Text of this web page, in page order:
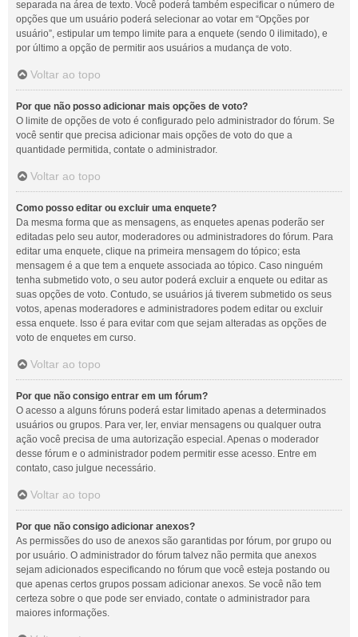
separada na área de texto. Você poderá também especificar o número de
opções que um usuário poderá selecionar ao votar em “Opções por
usuário”, estipular um tempo limite para a enquete (sendo 0 ilimitado), e
por último a opção de permitir aos usuários a mudança de voto.
Voltar ao topo
Por que não posso adicionar mais opções de voto?
O limite de opções de voto é configurado pelo administrador do fórum. Se
você sentir que precisa adicionar mais opções de voto do que a
quantidade permitida, contate o administrador.
Voltar ao topo
Como posso editar ou excluir uma enquete?
Da mesma forma que as mensagens, as enquetes apenas poderão ser
editadas pelo seu autor, moderadores ou administradores do fórum. Para
editar uma enquete, clique na primeira mensagem do tópico; esta
mensagem é a que tem a enquete associada ao tópico. Caso ninguém
tenha submetido voto, o seu autor poderá excluir a enquete ou editar as
suas opções de voto. Contudo, se usuários já tiverem submetido os seus
votos, apenas moderadores e administradores podem editar ou excluir
essa enquete. Isso é para evitar com que sejam alteradas as opções de
voto de enquetes em curso.
Voltar ao topo
Por que não consigo entrar em um fórum?
O acesso a alguns fóruns poderá estar limitado apenas a determinados
usuários ou grupos. Para ver, ler, enviar mensagens ou qualquer outra
ação você precisa de uma autorização especial. Apenas o moderador
desse fórum e o administrador podem permitir esse acesso. Entre em
contato, caso julgue necessário.
Voltar ao topo
Por que não consigo adicionar anexos?
As permissões do uso de anexos são garantidas por fórum, por grupo ou
por usuário. O administrador do fórum talvez não permita que anexos
sejam adicionados especificando no fórum que você esteja postando ou
que apenas certos grupos possam adicionar anexos. Se você não tem
certeza sobre o que pode ser enviado, contate o administrador para
maiores informações.